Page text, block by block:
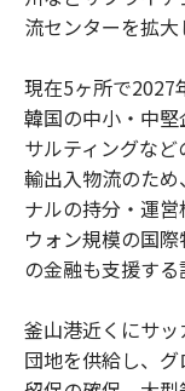
流センターを拡大
現在5ヶ所で2027
韓国の中小・中
サルティングな
輸出入物流のた
ナルの持分‧運営
ウォン規模の国
の金融も支援する
釜山港近くにサ
団地を供給し、